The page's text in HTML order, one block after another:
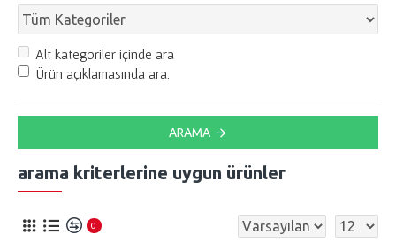
Alt kategoriler içinde ara
Ürün açıklamasında ara.
ARAMA
arama kriterlerine uygun ürünler
0